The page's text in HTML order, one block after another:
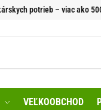
potrieb – viac ako
VEĽKOOBCHOD